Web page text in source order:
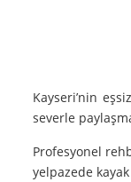
Kayseri’nin
severle
Profesyonel
yelpazede